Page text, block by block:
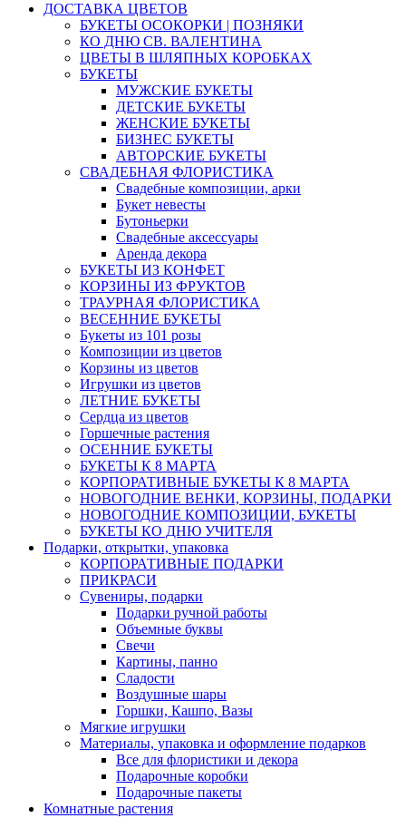
ДОСТАВКА ЦВЕТОВ
БУКЕТЫ ОСОКОРКИ | ПОЗНЯКИ
КО ДНЮ СВ. ВАЛЕНТИНА
ЦВЕТЫ В ШЛЯПНЫХ КОРОБКАХ
БУКЕТЫ
МУЖСКИЕ БУКЕТЫ
ДЕТСКИЕ БУКЕТЫ
ЖЕНСКИЕ БУКЕТЫ
БИЗНЕС БУКЕТЫ
АВТОРСКИЕ БУКЕТЫ
СВАДЕБНАЯ ФЛОРИСТИКА
Свадебные композиции, арки
Букет невесты
Бутоньерки
Свадебные аксессуары
Аренда декора
БУКЕТЫ ИЗ КОНФЕТ
КОРЗИНЫ ИЗ ФРУКТОВ
ТРАУРНАЯ ФЛОРИСТИКА
ВЕСЕННИЕ БУКЕТЫ
Букеты из 101 розы
Композиции из цветов
Корзины из цветов
Игрушки из цветов
ЛЕТНИЕ БУКЕТЫ
Сердца из цветов
Горшечные растения
ОСЕННИЕ БУКЕТЫ
БУКЕТЫ К 8 МАРТА
КОРПОРАТИВНЫЕ БУКЕТЫ К 8 МАРТА
НОВОГОДНИЕ ВЕНКИ, КОРЗИНЫ, ПОДАРКИ
НОВОГОДНИЕ КОМПОЗИЦИИ, БУКЕТЫ
БУКЕТЫ КО ДНЮ УЧИТЕЛЯ
Подарки, открытки, упаковка
КОРПОРАТИВНЫЕ ПОДАРКИ
ПРИКРАСИ
Сувениры, подарки
Подарки ручной работы
Объемные буквы
Свечи
Картины, панно
Сладости
Воздушные шары
Горшки, Кашпо, Вазы
Мягкие игрушки
Материалы, упаковка и оформление подарков
Все для флористики и декора
Подарочные коробки
Подарочные пакеты
Комнатные растения